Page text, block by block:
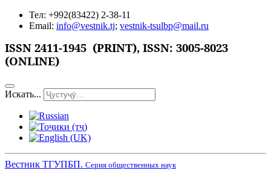
Тел: +992(83422) 2-38-11
Email: info@vestnik.tj; vestnik-tsulbp@mail.ru
ISSN 2411-1945 (PRINT), ISSN: 3005-8023
(ONLINE)
Искать...
Вестник ТГУПБП. Серия общественных наук